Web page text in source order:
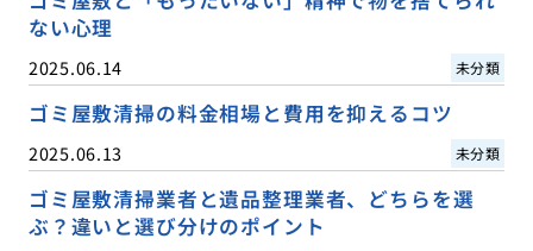
ない心理
2025.06.14 未分類
ゴミ屋敷清掃の料金相場と費用を抑えるコツ
2025.06.13 未分類
ゴミ屋敷清掃業者と遺品整理業者、どちらを選
ぶ？違いと選び分けのポイント